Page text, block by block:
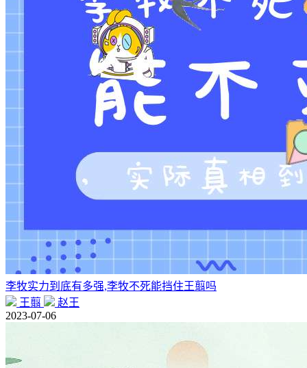
李牧实力到底有多强,李牧不死能挡住王翦吗
王翦
赵王
2023-07-06